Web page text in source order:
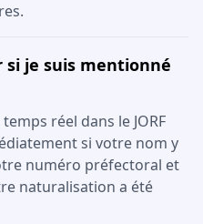
si je suis mentionné
réel dans le JORF
si votre nom y
numéro préfectoral et
naturalisation a été